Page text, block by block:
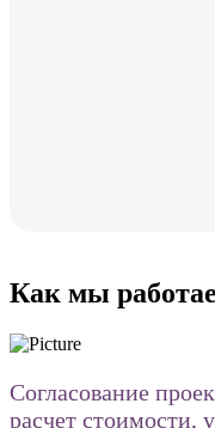
Как мы
Согласование
расчет стоимости,